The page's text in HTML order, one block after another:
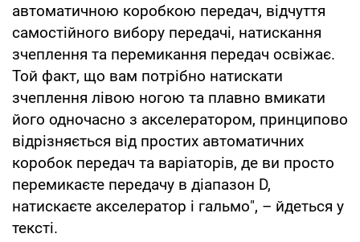
автоматичною коробкою передач, відчуття
самостійного вибору передачі, натискання
зчеплення та перемикання передач освіжає.
Той факт, що вам потрібно натискати
зчеплення лівою ногою та плавно вмикати
його одночасно з акселератором, принципово
відрізняється від простих автоматичних
коробок передач та варіаторів, де ви просто
перемикаєте передачу в діапазон D,
натискаєте акселератор і гальмо", – йдеться у
тексті.